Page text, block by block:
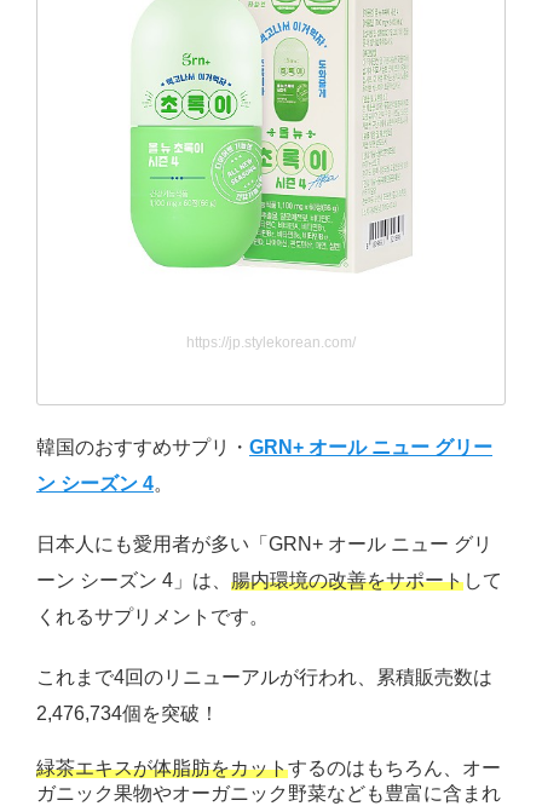
https://jp.stylekorean.com/
韓国のおすすめサプリ・ GRN+ オール ニュー グリー
ン シーズン 4。
日本人にも愛用者が多い「GRN+ オール ニュー グリ
ーン シーズン 4」は、 腸内環境の改善をサポートして
くれるサプリメントです。
これまで4回のリニューアルが行われ、累積販売数は
2,476,734個を突破！
緑茶エキスが体脂肪をカットするのはもちろん、オー
ガニック果物やオーガニック野菜なども豊富に含まれ